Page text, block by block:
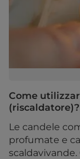
Come
(riscaldatore)?
Le candele
profumate e